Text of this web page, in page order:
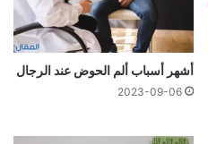
أشهر أسباب ألم الحوض عند الرجال
2023-09-06